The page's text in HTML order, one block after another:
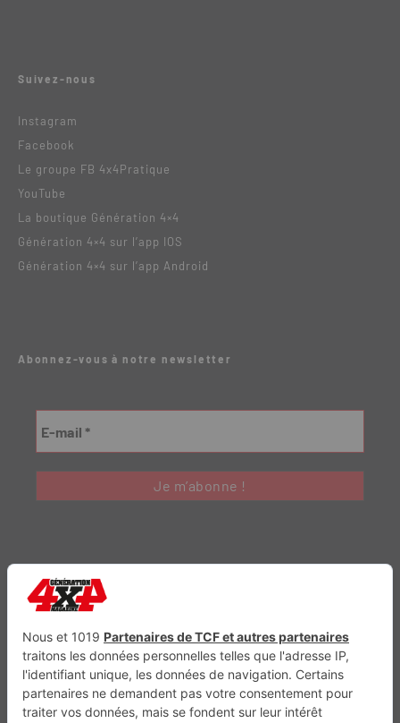
Suivez-nous
Instagram
Facebook
Le groupe FB 4x4Pratique
YouTube
La boutique Génération 4×4
Génération 4×4 sur l’app IOS
Génération 4×4 sur l’app Android
Abonnez-vous à notre newsletter
MX2K Enduro Mag Trail Adventure Trial Mag Sport-Bikes
Boutique CPPRESSE Maisons A Vivre